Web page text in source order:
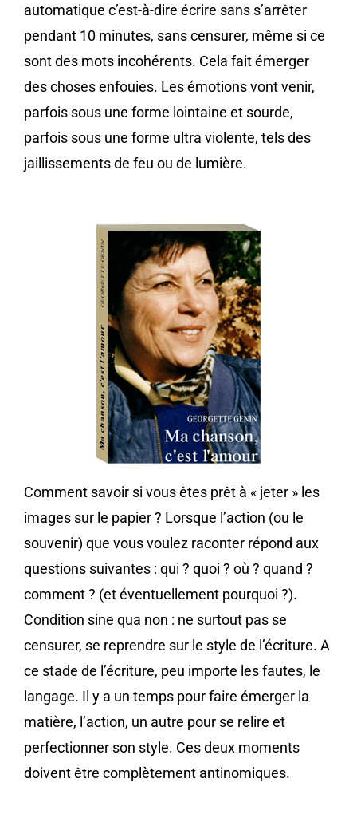
automatique c’est-à-dire écrire sans s’arrêter
pendant 10 minutes, sans censurer, même si ce
sont des mots incohérents. Cela fait émerger
des choses enfouies. Les émotions vont venir,
parfois sous une forme lointaine et sourde,
parfois sous une forme ultra violente, tels des
jaillissements de feu ou de lumière.
Comment savoir si vous êtes prêt à « jeter » les
images sur le papier ? Lorsque l’action (ou le
souvenir) que vous voulez raconter répond aux
questions suivantes : qui ? quoi ? où ? quand ?
comment ? (et éventuellement pourquoi ?).
Condition sine qua non : ne surtout pas se
censurer, se reprendre sur le style de l’écriture. A
ce stade de l’écriture, peu importe les fautes, le
langage. Il y a un temps pour faire émerger la
matière, l’action, un autre pour se relire et
perfectionner son style. Ces deux moments
doivent être complètement antinomiques.